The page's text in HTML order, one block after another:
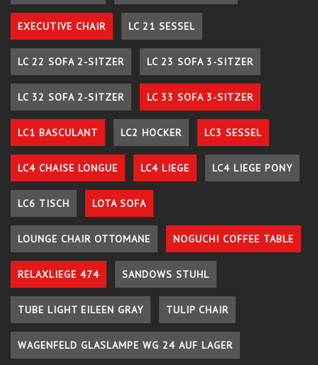
EXECUTIVE CHAIR LC 21 SESSEL
LC 22 SOFA 2-SITZER LC 23 SOFA 3-SITZER
LC 32 SOFA 2-SITZER LC 33 SOFA 3-SITZER
LC1 BASCULANT LC2 HOCKER LC3 SESSEL
LC4 CHAISE LONGUE LC4 LIEGE LC4 LIEGE PONY
LC6 TISCH LOTA SOFA
LOUNGE CHAIR OTTOMANE NOGUCHI COFFEE TABLE
RELAXLIEGE 474 SANDOWS STUHL
TUBE LIGHT EILEEN GRAY TULIP CHAIR
WAGENFELD GLASLAMPE WG 24 AUF LAGER